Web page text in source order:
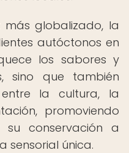
globalizado, la
autóctonos en
los sabores y
sino que también
la cultura, la
promoviendo
conservación a
sensorial única.